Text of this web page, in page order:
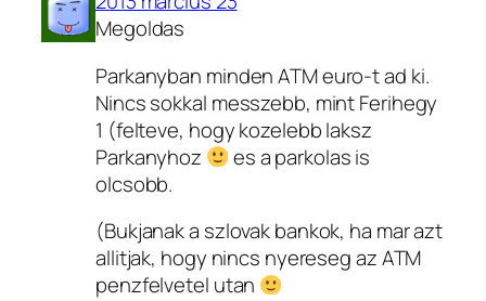
Megoldas
Parkanyban minden ATM euro-t ad ki.
Nincs sokkal messzebb, mint Ferihegy
1 (felteve, hogy kozelebb laksz
Parkanyhoz
es a parkolas is
olcsobb.
(Bukjanak a szlovak bankok, ha mar azt
allitjak, hogy nincs nyereseg az ATM
penzfelvetel utan